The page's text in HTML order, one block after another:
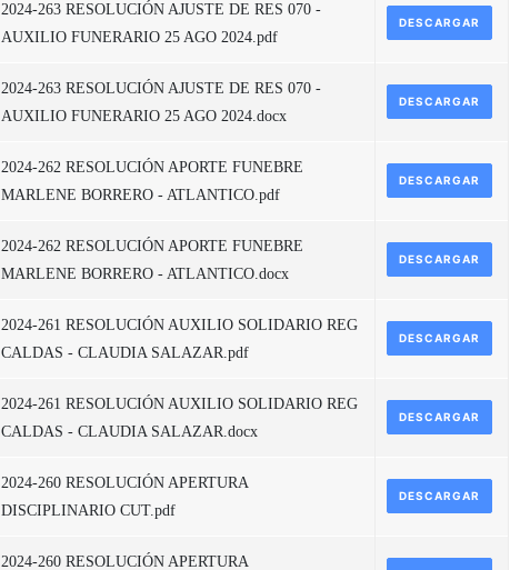
2024-263 RESOLUCIÓN AJUSTE DE RES 070 -
AUXILIO FUNERARIO 25 AGO 2024.pdf
DESCARGAR
2024-263 RESOLUCIÓN AJUSTE DE RES 070 -
AUXILIO FUNERARIO 25 AGO 2024.docx
DESCARGAR
2024-262 RESOLUCIÓN APORTE FUNEBRE
MARLENE BORRERO - ATLANTICO.pdf
DESCARGAR
2024-262 RESOLUCIÓN APORTE FUNEBRE
MARLENE BORRERO - ATLANTICO.docx
DESCARGAR
2024-261 RESOLUCIÓN AUXILIO SOLIDARIO REG
CALDAS - CLAUDIA SALAZAR.pdf
DESCARGAR
2024-261 RESOLUCIÓN AUXILIO SOLIDARIO REG
CALDAS - CLAUDIA SALAZAR.docx
DESCARGAR
2024-260 RESOLUCIÓN APERTURA
DISCIPLINARIO CUT.pdf
DESCARGAR
2024-260 RESOLUCIÓN APERTURA